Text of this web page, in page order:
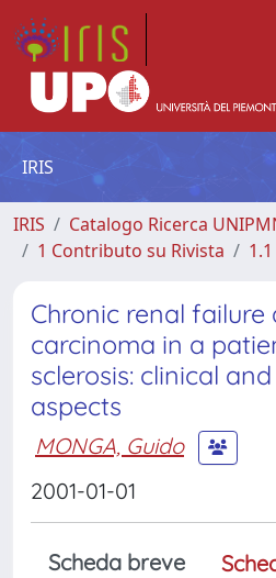
IRIS
IRIS
Catalogo Ricerca
1 Contributo su Rivista
Chronic renal failure
carcinoma in a
sclerosis: clinical
aspects
MONGA, Guido
2001-01-01
Scheda breve